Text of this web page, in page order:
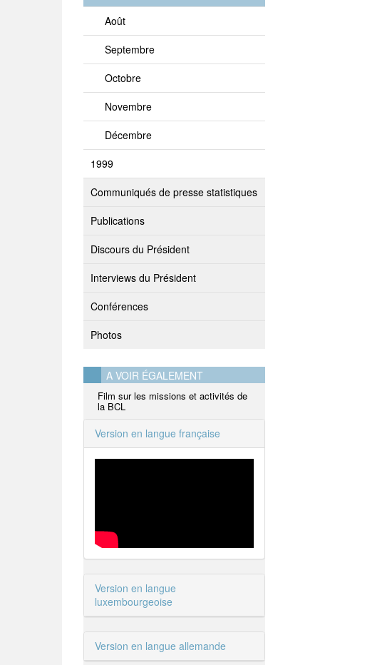
Août
Septembre
Octobre
Novembre
Décembre
1999
Communiqués de presse statistiques
Publications
Discours du Président
Interviews du Président
Conférences
Photos
A VOIR ÉGALEMENT
Film sur les missions et activités de
la BCL
Version en langue française
Version en langue
luxembourgeoise
Version en langue allemande